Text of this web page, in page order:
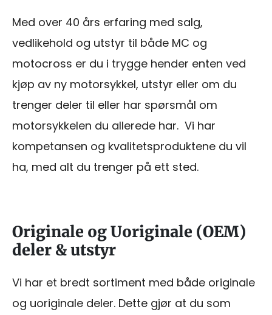
Med over 40 års erfaring med salg,
vedlikehold og utstyr til både MC og
motocross er du i trygge hender enten ved
kjøp av ny motorsykkel, utstyr eller om du
trenger deler til eller har spørsmål om
motorsykkelen du allerede har. Vi har
kompetansen og kvalitetsproduktene du vil
ha, med alt du trenger på ett sted.
Originale og Uoriginale (OEM)
deler & utstyr
Vi har et bredt sortiment med både originale
og uoriginale deler. Dette gjør at du som